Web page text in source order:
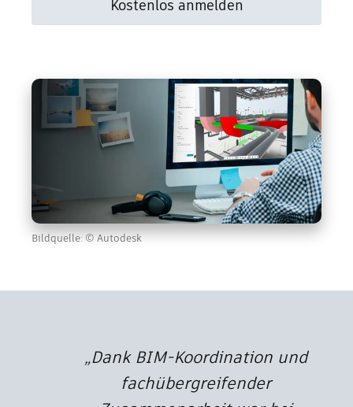
Kostenlos anmelden
Bildquelle: © Autodesk
„Dank BIM-Koordination und
fachübergreifender